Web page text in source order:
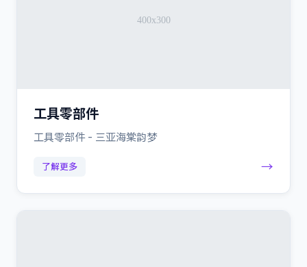
工具零部件
工具零部件 - 三亚海棠韵梦
了解更多 →